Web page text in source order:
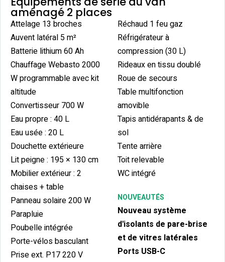
aménagé 2 places
Attelage 13 broches
Auvent latéral 5 m²
Batterie lithium 60 Ah
Chauffage Webasto 2000
W programmable avec kit
altitude
Convertisseur 700 W
Eau propre : 40 L
Eau usée : 20 L
Douchette extérieure
Lit peigne : 195 × 130 cm
Mobilier extérieur : 2
chaises + table
Panneau solaire 200 W
Parapluie
Poubelle intégrée
Porte-vélos basculant
Prise ext. P17 220 V
Réchaud 1 feu gaz
Réfrigérateur à
compression (30 L)
Rideaux en tissu doublé
Roue de secours
Table multifonction
amovible
Tapis antidérapants & de
sol
Tente arrière
Toit relevable
WC intégré
NOUVEAUTÉS
Nouveau système
d'isolants de pare-brise
et de vitres latérales
Ports USB-C